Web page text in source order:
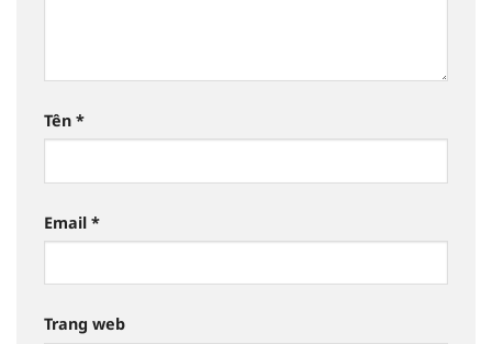
Tên *
Email *
Trang web